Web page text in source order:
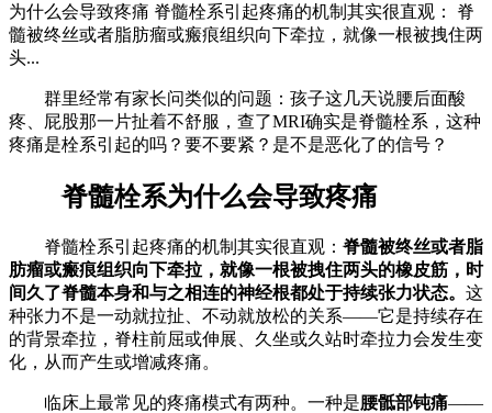
为什么会导致疼痛 脊髓栓系引起疼痛的机制其实很直观： 脊
髓被终丝或者脂肪瘤或瘢痕组织向下牵拉，就像一根被拽住两
头...
群里经常有家长问类似的问题：孩子这几天说腰后面酸
疼、屁股那一片扯着不舒服，查了MRI确实是脊髓栓系，这种
疼痛是栓系引起的吗？要不要紧？是不是恶化了的信号？
脊髓栓系为什么会导致疼痛
脊髓栓系引起疼痛的机制其实很直观：脊髓被终丝或者脂
肪瘤或瘢痕组织向下牵拉，就像一根被拽住两头的橡皮筋，时
间久了脊髓本身和与之相连的神经根都处于持续张力状态。 这
种张力不是一动就拉扯、不动就放松的关系——它是持续存在
的背景牵拉，脊柱前屈或伸展、久坐或久站时牵拉力会发生变
化，从而产生或增减疼痛。
临床上最常见的疼痛模式有两种。一种是腰骶部钝痛——